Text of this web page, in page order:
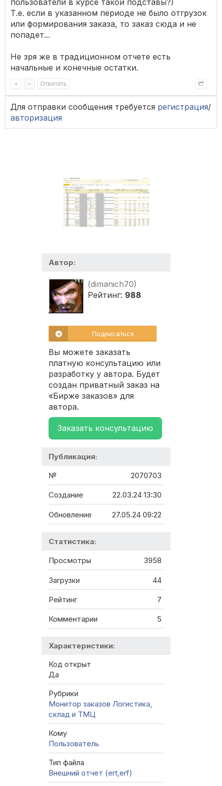
Т.е. если в указанном периоде не было отгрузок
или формирования заказа, то заказ сюда и не
попадет...
Не зря же в традиционном отчете есть
начальные и конечные остатки.
+ – Ответить
Для отправки сообщения требуется регистрация/
авторизация
Автор:
(dimanich70)
Рейтинг: 988
Подписаться
Вы можете заказать
платную консультацию или
разработку у автора. Будет
создан приватный заказ на
«Бирже заказов» для
автора.
Заказать консультацию
Публикация:
№ 2070703
Создание 22.03.24 13:30
Обновление 27.05.24 09:22
Статистика:
Просмотры 3958
Загрузки 44
Рейтинг 7
Комментарии 5
Характеристики:
Код открыт
Да
Рубрики
Монитор заказов Логистика,
склад и ТМЦ
Кому
Пользователь
Тип файла
Внешний отчет (ert,erf)